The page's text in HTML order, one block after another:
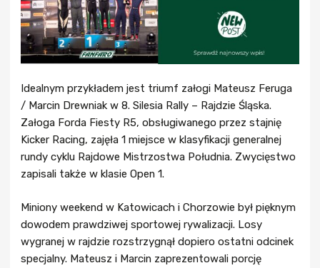
Idealnym przykładem jest triumf załogi Mateusz Feruga
/ Marcin Drewniak w 8. Silesia Rally – Rajdzie Śląska.
Załoga Forda Fiesty R5, obsługiwanego przez stajnię
Kicker Racing, zajęła 1 miejsce w klasyfikacji generalnej
rundy cyklu Rajdowe Mistrzostwa Południa. Zwycięstwo
zapisali także w klasie Open 1.
Miniony weekend w Katowicach i Chorzowie był pięknym
dowodem prawdziwej sportowej rywalizacji. Losy
wygranej w rajdzie rozstrzygnął dopiero ostatni odcinek
specjalny. Mateusz i Marcin zaprezentowali porcję